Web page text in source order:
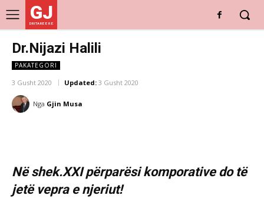
GJ
DRITARE E RE
Dr.Nijazi Halili
PAKATEGORI
3 Gusht 2020 Updated: 3 Gusht 2020
Nga Gjin Musa
Në shek.XXI përparësi komporative do të
jetë vepra e njeriut!